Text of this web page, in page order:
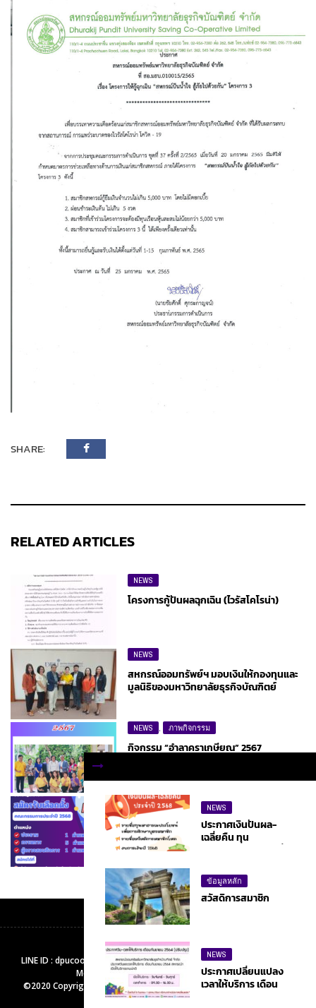
SHARE:
RELATED ARTICLES
NEWS
โครงการกู้ปันผลฉุกเฉิน (ไวรัสโคโรน่า)
NEWS
สหกรณ์ออมทรัพย์ฯ มอบเงินให้กองทุนและ
มูลนิธิของมหาวิทยาลัยธุรกิจบัณฑิตย์
NEWS , ภาพกิจกรรม
กิจกรรม “อำลาคราเกษียณ” 2567
NEWS
ประกาศการเลือกตั้งประธาน กรรมการ และผู้
ตรวจสอบกิจการ ประจำปี 2568
NEWS
ประกาศเงินปันผล-
เฉลี่ยคืน ทุน
สวัสดิการคนโสด และ
งบการเงิน ประจำปี
2568
ข้อมูลหลัก
สวัสดิการสมาชิก
NEWS
ประกาศเปลี่ยนแปลง
เวลาให้บริการ เดือน
ติดต่อเรา :
LINE ID : dpucoop | E-mail : dpu.coop@dpu.ac.th | Tel : 02-9547380 |
Mobile : 095-7736843 | Fax : 02-9547380
©2020 Copyright
สหกรณ์ออมทรัพย์มหาวิทยาลัยธุรกิจบัณฑิตย์ จำกัด
rights reserved.